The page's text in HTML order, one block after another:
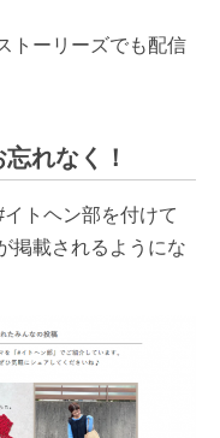
トーリーズでも配信
れなく！
トヘン部を付けて
掲載されるようにな